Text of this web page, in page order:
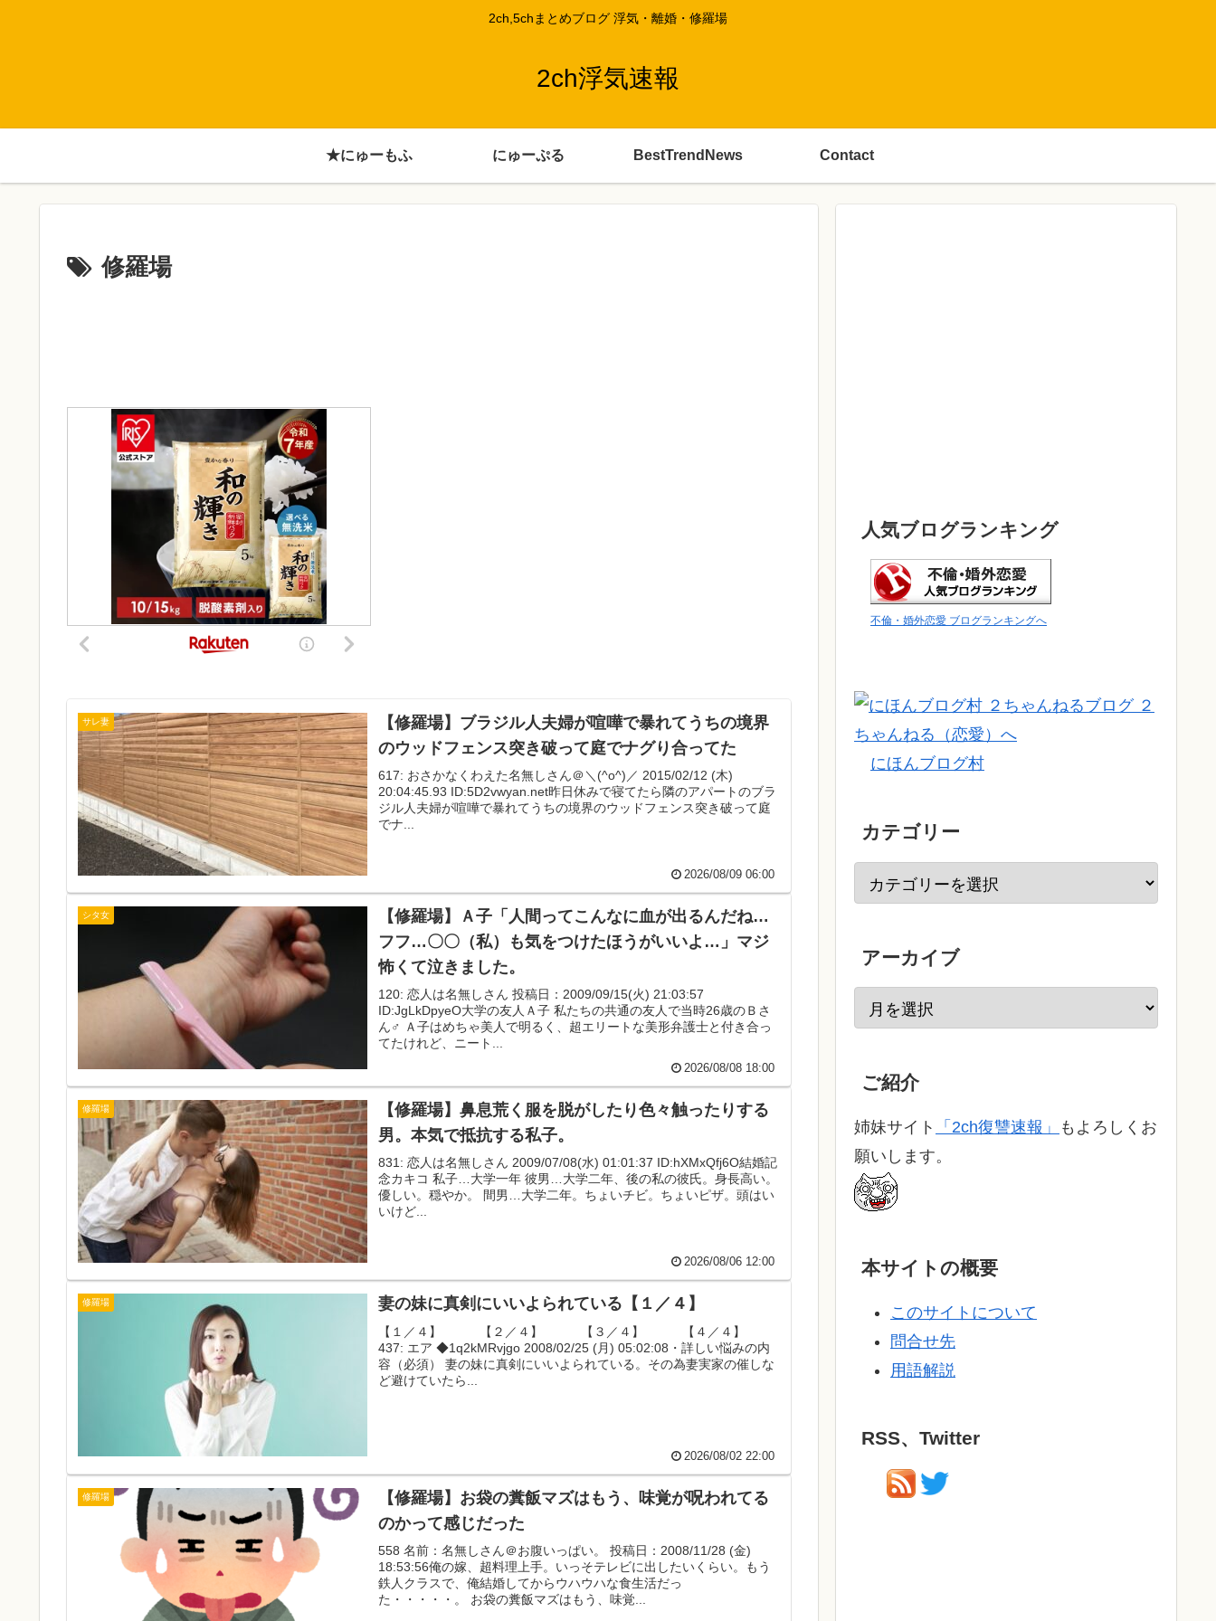
2ch,5chまとめブログ 浮気・離婚・修羅場
2ch浮気速報
★にゅーもふ にゅーぷる BestTrendNews Contact
修羅場
サレ妻
【修羅場】ブラジル人夫婦が喧嘩で暴れてうちの境界
のウッドフェンス突き破って庭でナグり合ってた
617: おさかなくわえた名無しさん＠＼(^o^)／ 2015/02/12 (木)
20:04:45.93 ID:5D2vwyan.net昨日休みで寝てたら隣のアパートのブラ
ジル人夫婦が喧嘩で暴れてうちの境界のウッドフェンス突き破って庭
でナ...
2026/08/09 06:00
シタ女
【修羅場】Ａ子「人間ってこんなに血が出るんだね…
フフ…〇〇（私）も気をつけたほうがいいよ…」マジ
怖くて泣きました。
120: 恋人は名無しさん 投稿日：2009/09/15(火) 21:03:57
ID:JgLkDpyeO大学の友人Ａ子 私たちの共通の友人で当時26歳のＢさ
ん♂ Ａ子はめちゃ美人で明るく、超エリートな美形弁護士と付き合っ
てたけれど、ニート...
2026/08/08 18:00
修羅場
【修羅場】鼻息荒く服を脱がしたり色々触ったりする
男。本気で抵抗する私子。
831: 恋人は名無しさん 2009/07/08(水) 01:01:37 ID:hXMxQfj6O結婚記
念カキコ 私子…大学一年 彼男…大学二年、後の私の彼氏。身長高い。
優しい。穏やか。 間男…大学二年。ちょいチビ。ちょいピザ。頭はい
いけど...
2026/08/06 12:00
修羅場 妻の妹に真剣にいいよられている【１／４】
【１／４】 【２／４】 【３／４】 【４／４】
437: エア ◆1q2kMRvjgo 2008/02/25 (月) 05:02:08・詳しい悩みの内
容（必須） 妻の妹に真剣にいいよられている。その為妻実家の催しな
ど避けていたら...
2026/08/02 22:00
修羅場
【修羅場】お袋の糞飯マズはもう、味覚が呪われてる
のかって感じだった
558 名前：名無しさん＠お腹いっぱい。 投稿日：2008/11/28 (金)
18:53:56俺の嫁、超料理上手。いっそテレビに出したいくらい。もう
鉄人クラスで、俺結婚してからウハウハな食生活だっ
た・・・・・。 お袋の糞飯マズはもう、味覚...
人気ブログランキング
不倫・婚外恋愛 ブログランキングへ
にほんブログ村
カテゴリー
アーカイブ
ご紹介
姉妹サイト 「2ch復讐速報」
もよろしくお
願いします。
本サイトの概要
このサイトについて
問合せ先
用語解説
RSS、Twitter